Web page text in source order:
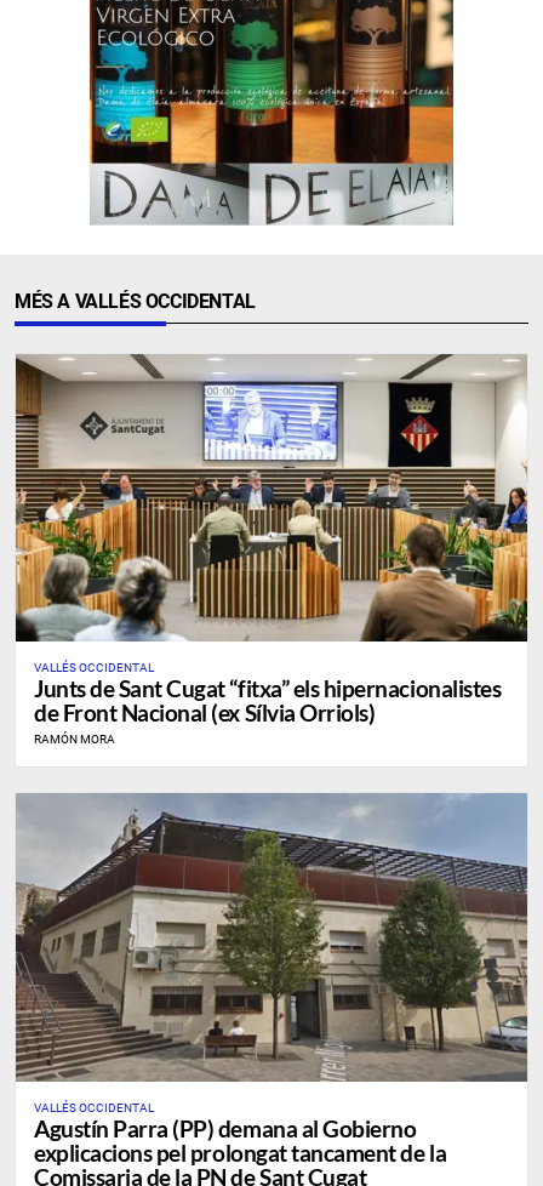
MÉS A VALLÉS OCCIDENTAL
VALLÉS OCCIDENTAL
Junts de Sant Cugat “fitxa” els hipernacionalistes
de Front Nacional (ex Sílvia Orriols)
RAMÓN MORA
VALLÉS OCCIDENTAL
Agustín Parra (PP) demana al Gobierno
explicacions pel prolongat tancament de la
Comissaria de la PN de Sant Cugat